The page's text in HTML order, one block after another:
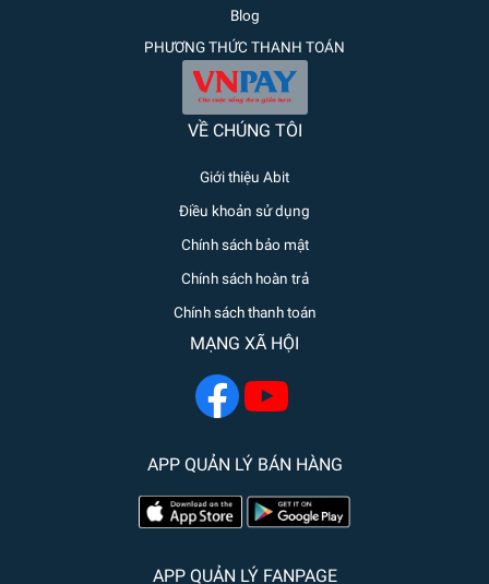
Blog
PHƯƠNG THỨC THANH TOÁN
VỀ CHÚNG TÔI
Giới thiệu Abit
Điều khoản sử dụng
Chính sách bảo mật
Chính sách hoàn trả
Chính sách thanh toán
MẠNG XÃ HỘI
APP QUẢN LÝ BÁN HÀNG
APP QUẢN LÝ FANPAGE